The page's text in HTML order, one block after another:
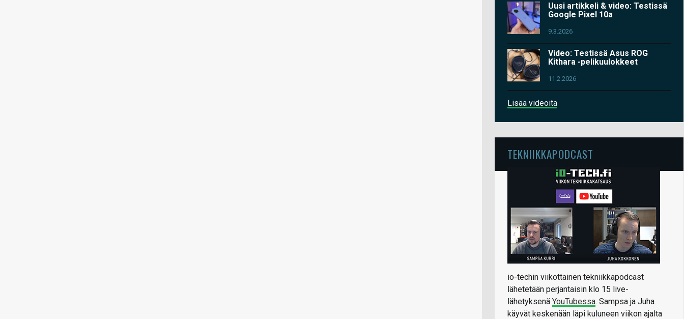
Uusi artikkeli & video: Testissä
Google Pixel 10a
9.3.2026
Video: Testissä Asus ROG
Kithara -pelikuulokkeet
11.2.2026
Lisää videoita
TEKNIIKKAPODCAST
io-techin viikottainen tekniikkapodcast
lähetetään perjantaisin klo 15 live-
lähetyksenä YouTubessa. Sampsa ja Juha
käyvät keskenään läpi kuluneen viikon ajalta